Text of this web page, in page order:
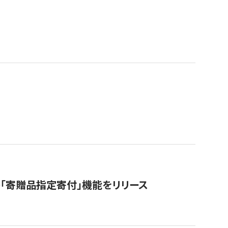
贈品指定寄付」機能をリリース